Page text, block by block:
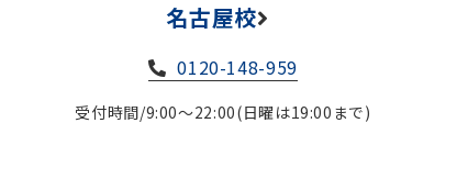
名古屋校
0120-148-959
受付時間/9:00～22:00(日曜は19:00まで)